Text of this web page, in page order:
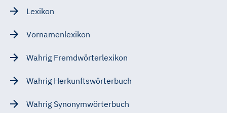
Lexikon
Vornamenlexikon
Wahrig Fremdwörterlexikon
Wahrig Herkunftswörterbuch
Wahrig Synonymwörterbuch